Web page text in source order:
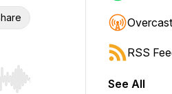
Hold shift to jump forward or
Overcast
RSS
See All